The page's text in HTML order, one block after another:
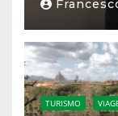
TURISMO